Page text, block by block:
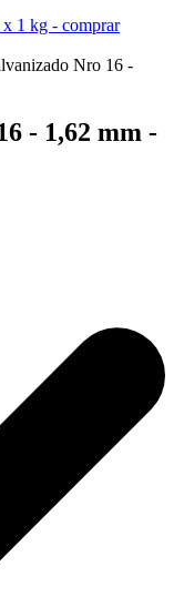
Nro 16 -
- 1,62 mm -